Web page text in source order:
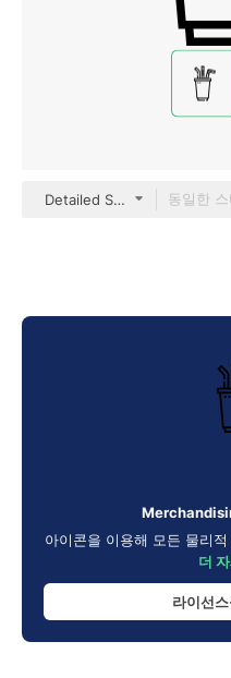
Detailed Straight Lineal
아이콘을 이용해 모든 물리
더
라이선